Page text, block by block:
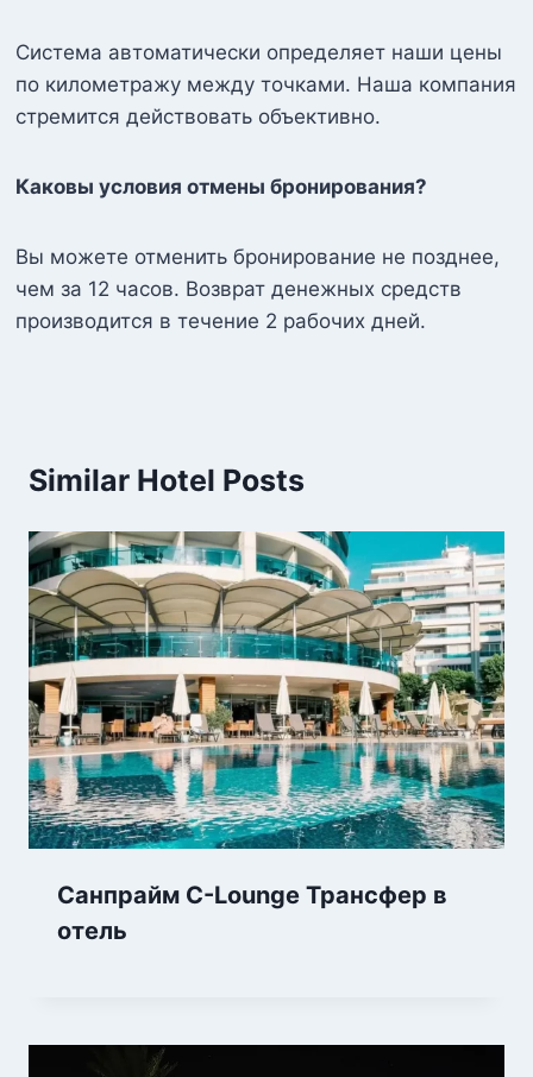
Система автоматически определяет наши цены
по километражу между точками. Наша компания
стремится действовать объективно.
Каковы условия отмены бронирования?
Вы можете отменить бронирование не позднее,
чем за 12 часов. Возврат денежных средств
производится в течение 2 рабочих дней.
Similar Hotel Posts
Санпрайм C-Lounge Трансфер в
отель